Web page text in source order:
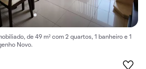
de 49 m² com 2 quartos, 1 banheiro e 1
Novo.